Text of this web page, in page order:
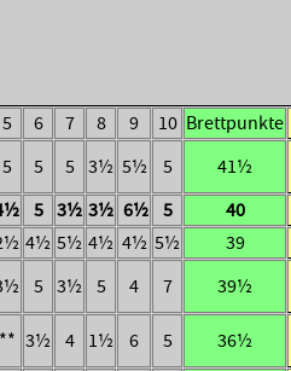
5 6 7 8 9 10 Brettpunkte
5 5 5 3½ 5½ 5 41½
5 3½ 3½ 6½ 5 40
4½ 5½ 4½ 4½ 5½ 39
5 3½ 5 4 7 39½
** 3½ 4 1½ 6 5 36½